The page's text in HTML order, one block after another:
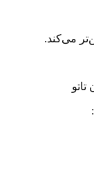
می‌کند.